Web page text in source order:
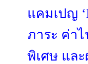
แคมเปญ
ภาระ ค่า
พิเศษ แล